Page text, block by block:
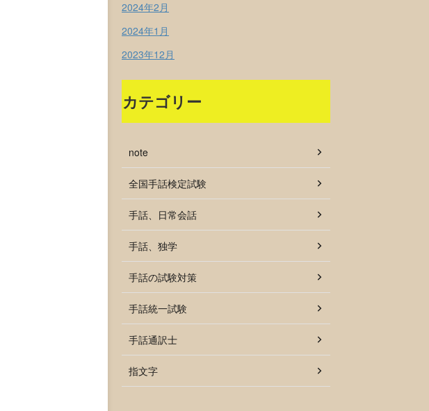
2024年2月
2024年1月
2023年12月
カテゴリー
note
全国手話検定試験
手話、日常会話
手話、独学
手話の試験対策
手話統一試験
手話通訳士
指文字